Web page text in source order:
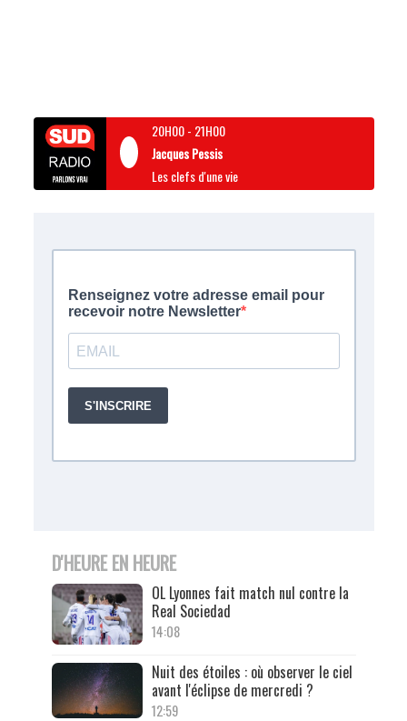
20H00- 21H00
Jacques Pessis
Les clefs d'une vie
D'HEURE EN HEURE
OL Lyonnes fait match nul contre la
Real Sociedad
14:08
Nuit des étoiles : où observer le ciel
avant l'éclipse de mercredi ?
12:59